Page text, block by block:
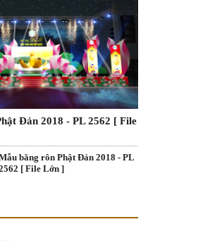
Đản 2018 - PL 2562 [ File
băng rôn Phật Đản 2018 - PL
[ File Lớn ]